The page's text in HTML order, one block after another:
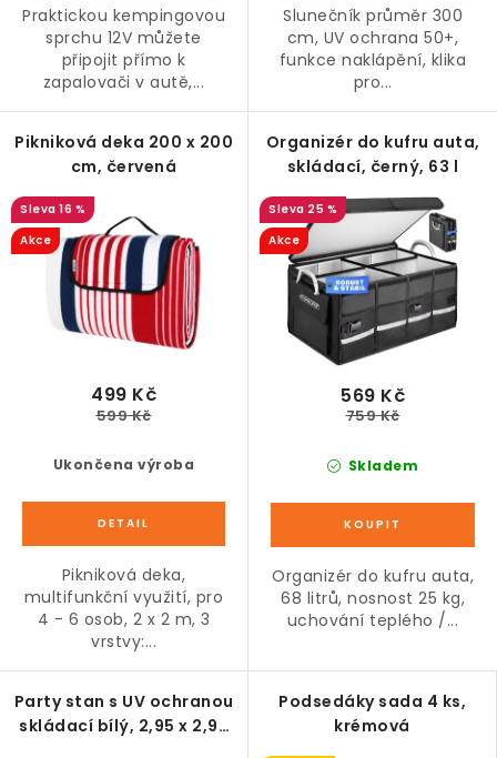
Praktickou kempingovou
sprchu 12V můžete
připojit přímo k
zapalovači v autě,...
Slunečník průměr 300
cm, UV ochrana 50+,
funkce naklápění, klika
pro...
Pikniková deka 200 x 200
cm, červená
16 %
Akce
Ukončena výroba
499 Kč
599 Kč
Pikniková deka,
multifunkční využití, pro
4 - 6 osob, 2 x 2 m, 3
vrstvy:...
Organizér do kufru auta,
skládací, černý, 63 l
25 %
Akce
Skladem
569 Kč
759 Kč
Organizér do kufru auta,
68 litrů, nosnost 25 kg,
uchování teplého /...
Party stan s UV ochranou
skládací bílý, 2,95 x 2,95
Podsedáky sada 4 ks,
krémová